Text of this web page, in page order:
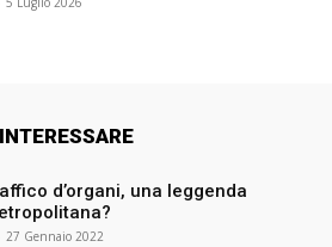
d’organi, una leggenda
27 Gennaio 2022